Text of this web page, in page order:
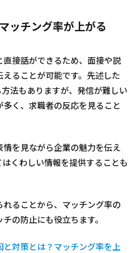
ッチング率が上がる
接話ができるため、面接や説
ることが可能です。先述した
法もありますが、発信が難しい
く、求職者の反応を見ること
を見ながら企業の魅力を伝え
くわしい情報を提供することも
ることから、マッチング率の
の防止にも役立ちます。
対策とは？マッチング率を上